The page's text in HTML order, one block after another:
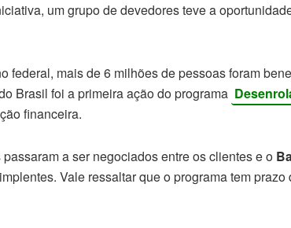
um grupo de devedores teve a
federal, mais de 6 milhões de pessoas foram
Brasil foi a primeira ação do programa
financeira.
a ser negociados entre os clientes e o
Vale ressaltar que o programa tem